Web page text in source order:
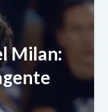
Milan: